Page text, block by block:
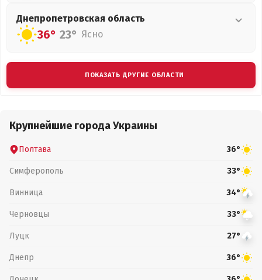
Днепропетровская область
36° 23° Ясно
ПОКАЗАТЬ ДРУГИЕ ОБЛАСТИ
Крупнейшие города Украины
Полтава 36°
Симферополь 33°
Винница 34°
Черновцы 33°
Луцк 27°
Днепр 36°